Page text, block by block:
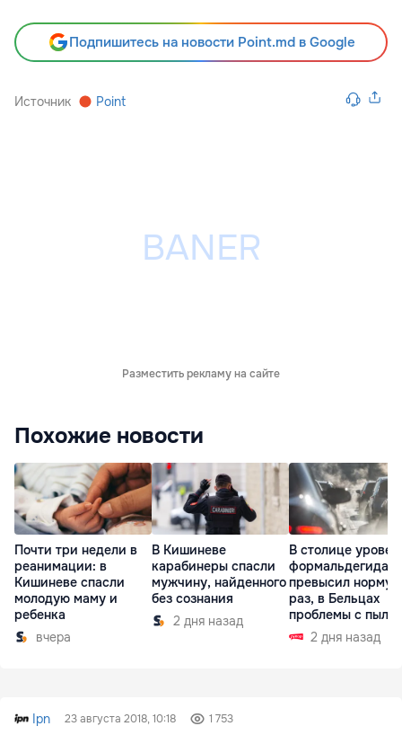
Подпишитесь на новости Point.md в Google
Источник Point
Разместить рекламу на сайте
Похожие новости
Почти три недели в
реанимации: в
Кишиневе спасли
молодую маму и
ребенка
вчера
В Кишиневе
карабинеры спасли
мужчину, найденного
без сознания
2 дня назад
В столице
формальдегида
превысил норму
раз, в Бельцах
проблемы с
2 дня назад
Ipn 23 августа 2018, 10:18 1 753